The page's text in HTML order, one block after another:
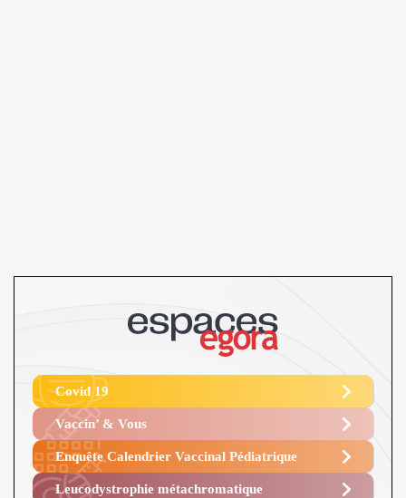
Covid 19
Vaccin’ & Vous
Enquête Calendrier Vaccinal Pédiatrique
Leucodystrophie métachromatique